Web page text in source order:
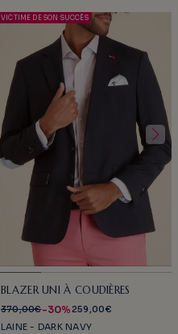
VICTIME DE SON SUCCÈS
BLAZER UNI À COUDIÈRES
370,00€-30%259,00€
LAINE - DARK NAVY